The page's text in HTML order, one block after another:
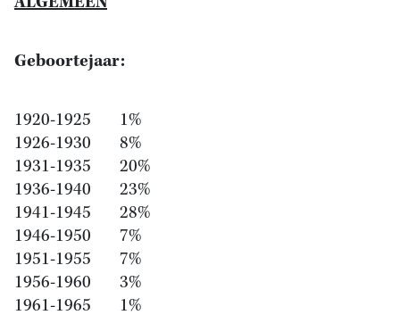
Geboortejaar:
1920-1925 1%
1926-1930 8%
1931-1935 20%
1936-1940 23%
1941-1945 28%
1946-1950 7%
1951-1955 7%
1956-1960 3%
1961-1965 1%